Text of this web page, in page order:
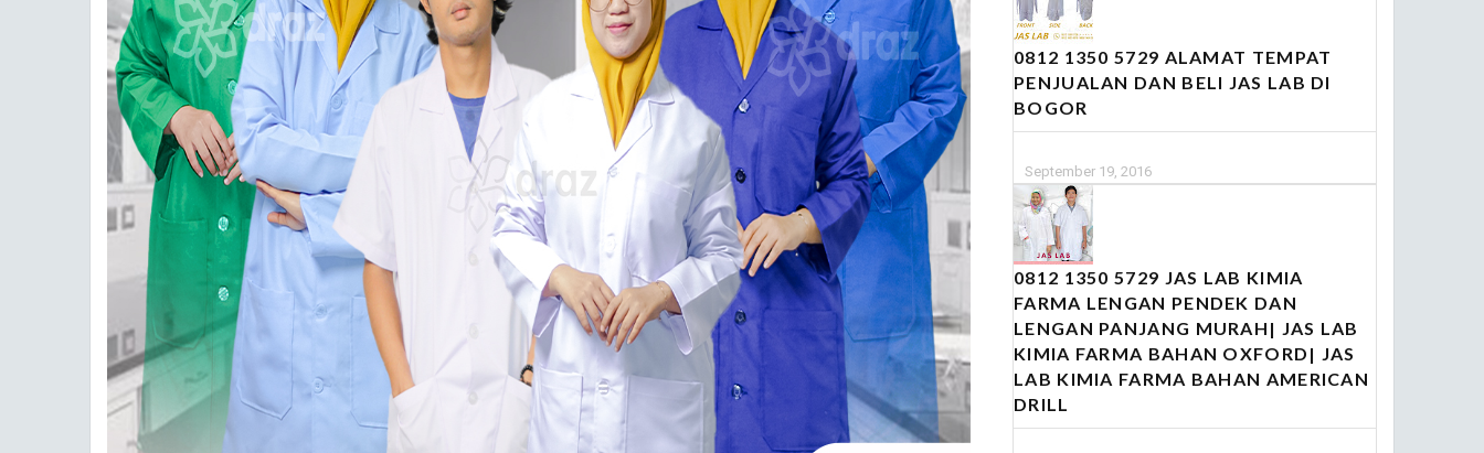
0812 1350 5729 ALAMAT TEMPAT
PENJUALAN DAN BELI JAS LAB DI
BOGOR
September 19, 2016
0812 1350 5729 JAS LAB KIMIA
FARMA LENGAN PENDEK DAN
LENGAN PANJANG MURAH| JAS LAB
KIMIA FARMA BAHAN OXFORD| JAS
LAB KIMIA FARMA BAHAN AMERICAN
DRILL